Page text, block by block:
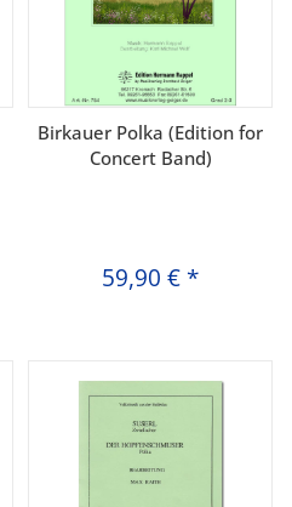
Birkauer Polka (Edition for
Concert Band)
59,90 € *